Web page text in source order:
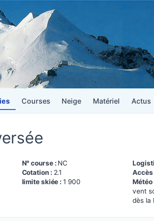
Courses Neige Matériel Actus
N° course : NC
Cotation : 2.1
limite skiée :1 900
Accès
Météo
vent
dès la